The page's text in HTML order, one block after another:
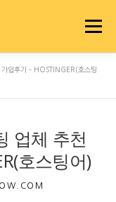
메뉴
입후기 – HOSTINGER(호스팅
업체 추천
호스팅어)